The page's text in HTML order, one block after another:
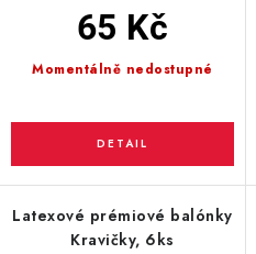
Momentálně nedostupné
65 Kč
Latexové prémiové balónky
Kravičky, 6ks